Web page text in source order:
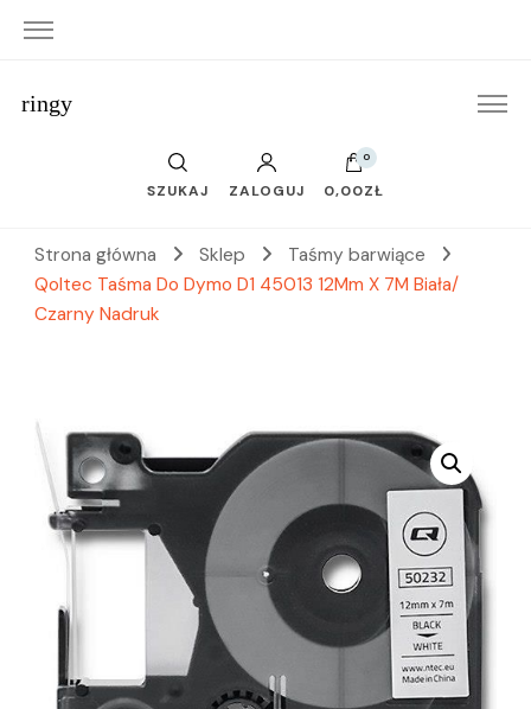
ringy
SZUKAJ ZALOGUJ
0
0,00ZŁ
Strona główna Sklep
Taśmy barwiące
Qoltec Taśma Do Dymo D1 45013 12Mm X 7M Biała/
Czarny Nadruk